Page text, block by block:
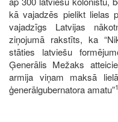
kā vajadzēs pielikt lielas
vajadzīgs Latvijas
ziņojumā rakstīts, ka
stāties latviešu
Ģenerālis Mežaks
armija viņam maksā
ģenerālgubernatora amatu”